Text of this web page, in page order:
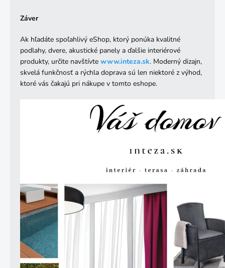
Záver
Ak hľadáte spoľahlivý eShop, ktorý ponúka kvalitné
podlahy, dvere, akustické panely a ďalšie interiérové
produkty, určite navštívte www.inteza.sk. Moderný dizajn,
skvelá funkčnosť a rýchla doprava sú len niektoré z výhod,
ktoré vás čakajú pri nákupe v tomto eshope.